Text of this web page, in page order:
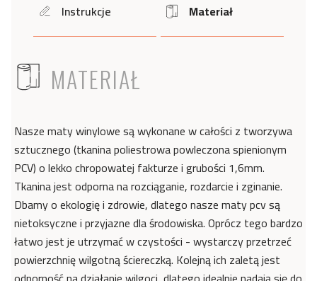
icon Instrukcje Icon Materiał
ICONMATERIAŁ
Nasze maty winylowe są wykonane w całości z tworzywa
sztucznego (tkanina poliestrowa powleczona spienionym
PCV) o lekko chropowatej fakturze i grubości 1,6mm.
Tkanina jest odporna na rozciąganie, rozdarcie i zginanie.
Dbamy o ekologię i zdrowie, dlatego nasze maty pcv są
nietoksyczne i przyjazne dla środowiska. Oprócz tego bardzo
łatwo jest je utrzymać w czystości - wystarczy przetrzeć
powierzchnię wilgotną ściereczką. Kolejną ich zaletą jest